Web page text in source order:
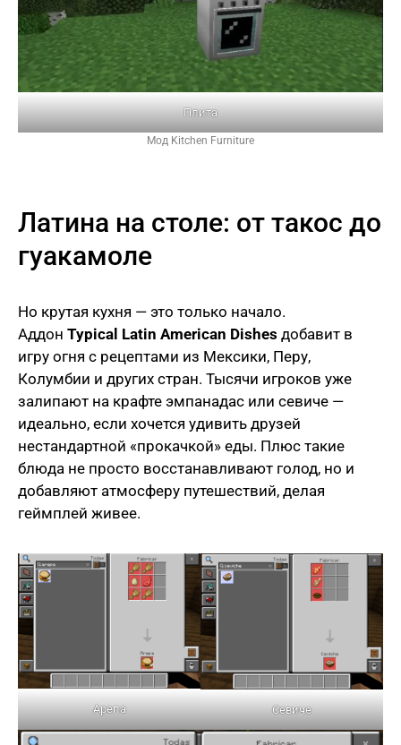
Плита
Мод Kitchen Furniture
Латина на столе: от такос до
гуакамоле
Но крутая кухня — это только начало.
Аддон Typical Latin American Dishes добавит в
игру огня с рецептами из Мексики, Перу,
Колумбии и других стран. Тысячи игроков уже
залипают на крафте эмпанадас или севиче —
идеально, если хочется удивить друзей
нестандартной «прокачкой» еды. Плюс такие
блюда не просто восстанавливают голод, но и
добавляют атмосферу путешествий, делая
геймплей живее.
Арепа Севиче